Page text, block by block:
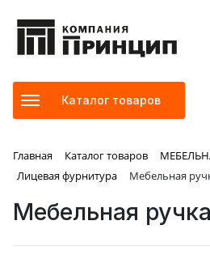
Каталог товаров
Главная Каталог товаров
Лицевая фурнитура
Мебельная
Мебельная